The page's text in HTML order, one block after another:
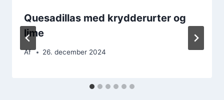
Quesadillas med krydderurter og
lime
Af 26. december 2024